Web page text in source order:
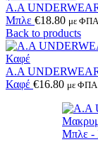
Α.A UNDERWEAR
Μπλε €18.80 με ΦΠΑ
Back to products
Α.A
Καφέ €16.80 με ΦΠΑ